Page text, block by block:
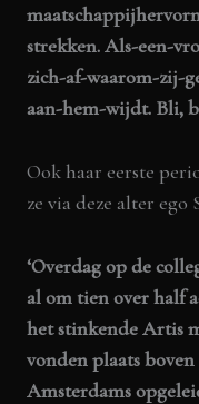
strekken. Als-een-
zich-af-waarom-zij-
aan-hem-wijdt. Bli,
Ook haar eerste
ze via deze alter ego
‘Overdag op de
al om tien over half
het stinkende Artis
vonden plaats
Amsterdams